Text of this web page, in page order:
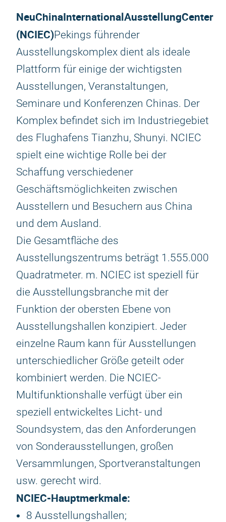
NeuChinaInternationalAusstellungCenter
(NCIEC)Pekings führender
Ausstellungskomplex dient als ideale
Plattform für einige der wichtigsten
Ausstellungen, Veranstaltungen,
Seminare und Konferenzen Chinas. Der
Komplex befindet sich im Industriegebiet
des Flughafens Tianzhu, Shunyi. NCIEC
spielt eine wichtige Rolle bei der
Schaffung verschiedener
Geschäftsmöglichkeiten zwischen
Ausstellern und Besuchern aus China
und dem Ausland.
Die Gesamtfläche des
Ausstellungszentrums beträgt 1.555.000
Quadratmeter. m. NCIEC ist speziell für
die Ausstellungsbranche mit der
Funktion der obersten Ebene von
Ausstellungshallen konzipiert. Jeder
einzelne Raum kann für Ausstellungen
unterschiedlicher Größe geteilt oder
kombiniert werden. Die NCIEC-
Multifunktionshalle verfügt über ein
speziell entwickeltes Licht- und
Soundsystem, das den Anforderungen
von Sonderausstellungen, großen
Versammlungen, Sportveranstaltungen
usw. gerecht wird.
NCIEC-Hauptmerkmale:
8 Ausstellungshallen;